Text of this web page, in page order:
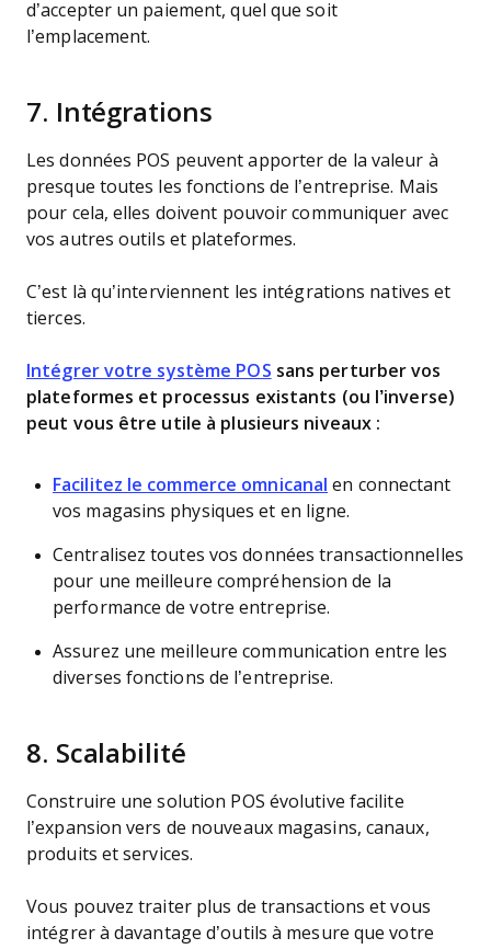
d’accepter un paiement, quel que soit
l’emplacement.
7. Intégrations
Les données POS peuvent apporter de la valeur à
presque toutes les fonctions de l’entreprise. Mais
pour cela, elles doivent pouvoir communiquer avec
vos autres outils et plateformes.
C’est là qu’interviennent les intégrations natives et
tierces.
Intégrer votre système POS sans perturber vos
plateformes et processus existants (ou l’inverse)
peut vous être utile à plusieurs niveaux :
Facilitez le commerce omnicanal en connectant
vos magasins physiques et en ligne.
Centralisez toutes vos données transactionnelles
pour une meilleure compréhension de la
performance de votre entreprise.
Assurez une meilleure communication entre les
diverses fonctions de l’entreprise.
8. Scalabilité
Construire une solution POS évolutive facilite
l’expansion vers de nouveaux magasins, canaux,
produits et services.
Vous pouvez traiter plus de transactions et vous
intégrer à davantage d’outils à mesure que votre